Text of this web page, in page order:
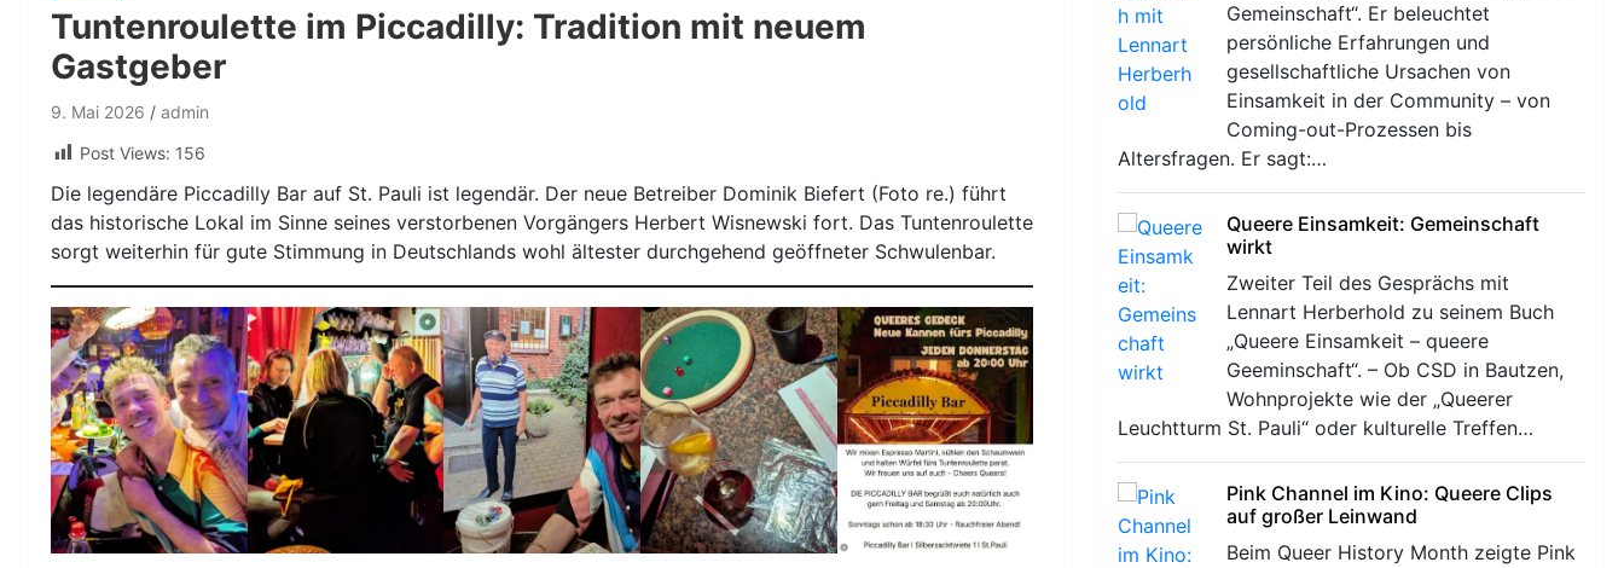
Tuntenroulette im Piccadilly: Tradition mit neuem
Gastgeber
9. Mai 2026
admin
Post Views: 156
Die legendäre Piccadilly Bar auf St. Pauli ist legendär. Der neue Betreiber Dominik Biefert (Foto re.) führt
das historische Lokal im Sinne seines verstorbenen Vorgängers Herbert Wisnewski fort. Das Tuntenroulette
sorgt weiterhin für gute Stimmung in Deutschlands wohl ältester durchgehend geöffneter Schwulenbar.
Gemeinschaft“. Er beleuchtet
persönliche Erfahrungen und
gesellschaftliche Ursachen von
Einsamkeit in der Community – von
Coming-out-Prozessen bis
Altersfragen. Er sagt:…
Queere Einsamkeit: Gemeinschaft
wirkt
Zweiter Teil des Gesprächs mit
Lennart Herberhold zu seinem Buch
„Queere Einsamkeit – queere
Geeminschaft“. – Ob CSD in Bautzen,
Wohnprojekte wie der „Queerer
Leuchtturm St. Pauli“ oder kulturelle Treffen…
Pink Channel im Kino: Queere Clips
auf großer Leinwand
Beim Queer History Month zeigte Pink